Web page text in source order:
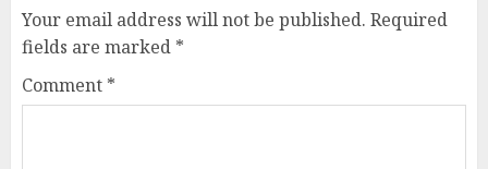
Your email address will not be published. Required
fields are marked *
Comment *